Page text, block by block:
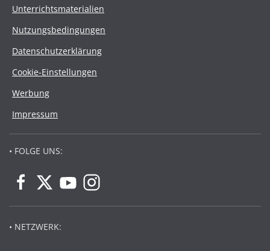
Unterrichtsmaterialien
Nutzungsbedingungen
Datenschutzerklärung
Cookie-Einstellungen
Werbung
Impressum
• FOLGE UNS:
• NETZWERK: